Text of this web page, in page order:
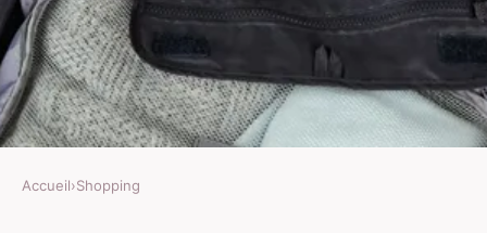
SHOPPING
Accueil›Shopping